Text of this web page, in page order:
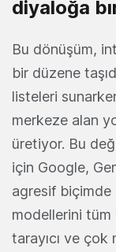
diyaloğa
Bu dönüşüm,
bir düzene
listeleri
merkeze alan
üretiyor. Bu
için Google,
agresif biçimde
modellerini tüm
tarayıcı ve çok